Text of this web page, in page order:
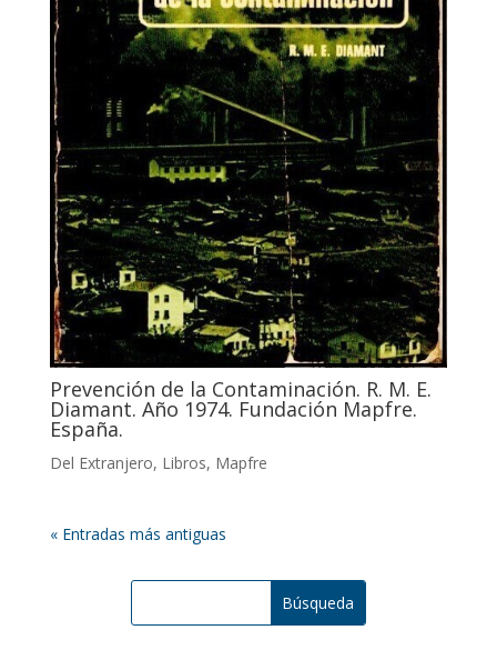
Prevención de la Contaminación. R. M. E.
Diamant. Año 1974. Fundación Mapfre.
España.
Del Extranjero, Libros, Mapfre
« Entradas más antiguas